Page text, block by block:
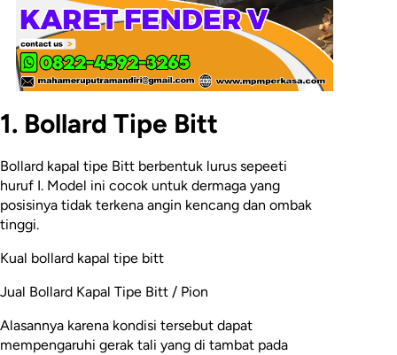
1. Bollard Tipe Bitt
Bollard kapal tipe Bitt berbentuk lurus sepeeti
huruf I. Model ini cocok untuk dermaga yang
posisinya tidak terkena angin kencang dan ombak
tinggi.
Kual bollard kapal tipe bitt
Jual Bollard Kapal Tipe Bitt / Pion
Alasannya karena kondisi tersebut dapat
mempengaruhi gerak tali yang di tambat pada